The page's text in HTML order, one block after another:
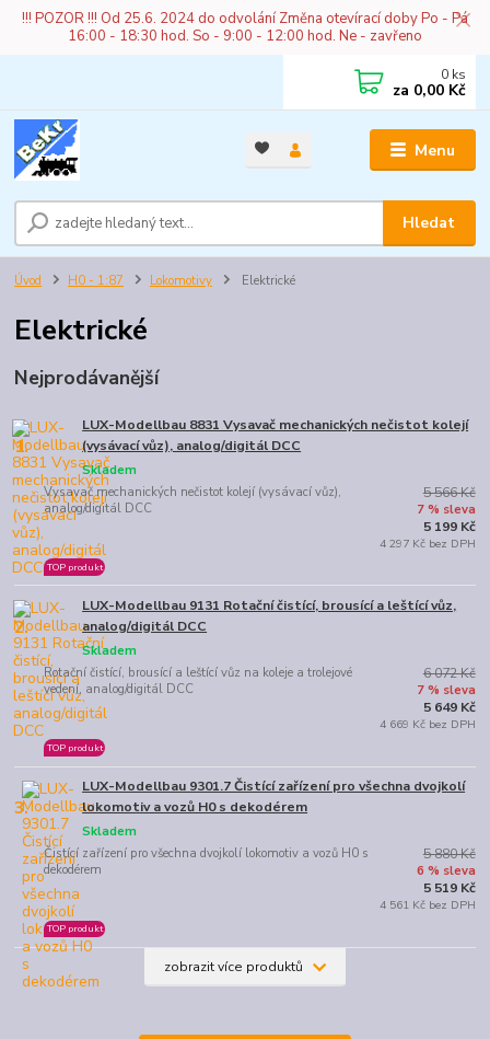
!!! POZOR !!! Od 25.6. 2024 do odvolání Změna otevírací doby Po - Pá
16:00 - 18:30 hod. So - 9:00 - 12:00 hod. Ne - zavřeno
Menu
Hledat
0 ks
za 0,00 Kč
Úvod H0 - 1:87 Lokomotivy Elektrické
Elektrické
Nejprodávanější
1.
LUX-Modellbau 8831 Vysavač mechanických nečistot kolejí
(vysávací vůz), analog/digitál DCC
Vysavač mechanických nečistot kolejí (vysávací vůz),
analog/digitál DCC
Skladem
TOP produkt
5 566 Kč
7 % sleva
5 199 Kč
4 297 Kč bez DPH
2.
LUX-Modellbau 9131 Rotační čistící, brousící a leštící vůz,
analog/digitál DCC
Rotační čistící, brousící a leštící vůz na koleje a trolejové
vedení, analog/digitál DCC
Skladem
TOP produkt
6 072 Kč
7 % sleva
5 649 Kč
4 669 Kč bez DPH
3.
LUX-Modellbau 9301.7 Čistící zařízení pro všechna dvojkolí
lokomotiv a vozů H0 s dekodérem
Čistící zařízení pro všechna dvojkolí lokomotiv a vozů H0 s
dekodérem
Skladem
TOP produkt
5 880 Kč
6 % sleva
5 519 Kč
4 561 Kč bez DPH
zobrazit více produktů